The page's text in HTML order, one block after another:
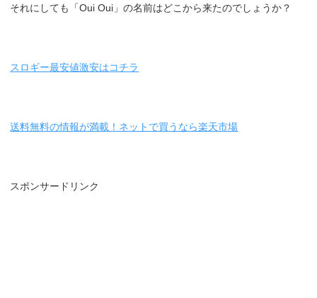
それにしても「Oui Oui」の名前はどこから来たのでしょうか？
スロギー最安値激安はコチラ
送料無料の情報が満載！ネットで買うなら楽天市場
スポンサードリンク